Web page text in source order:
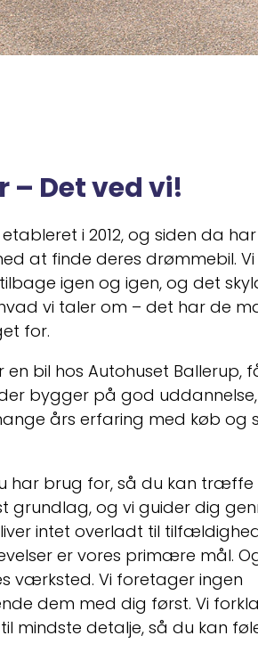
Det ved vi!
i 2012, og siden da
at finde deres drømmebil. Vi
igen og igen, og det
vi taler om – det har de
for.
en bil hos Autohuset Ballerup,
bygger på god
års erfaring med køb og
har brug for, så du kan træffe
grundlag, og vi guider dig
intet overladt til
er vores primære mål.
værksted. Vi foretager ingen
dem med dig først. Vi
mindste detalje, så du kan